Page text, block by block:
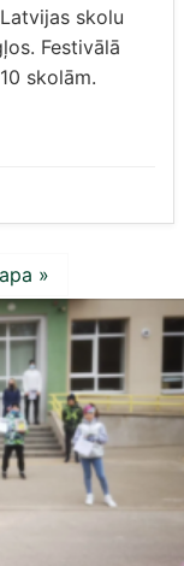
skolu
Festivālā
skolām.
»